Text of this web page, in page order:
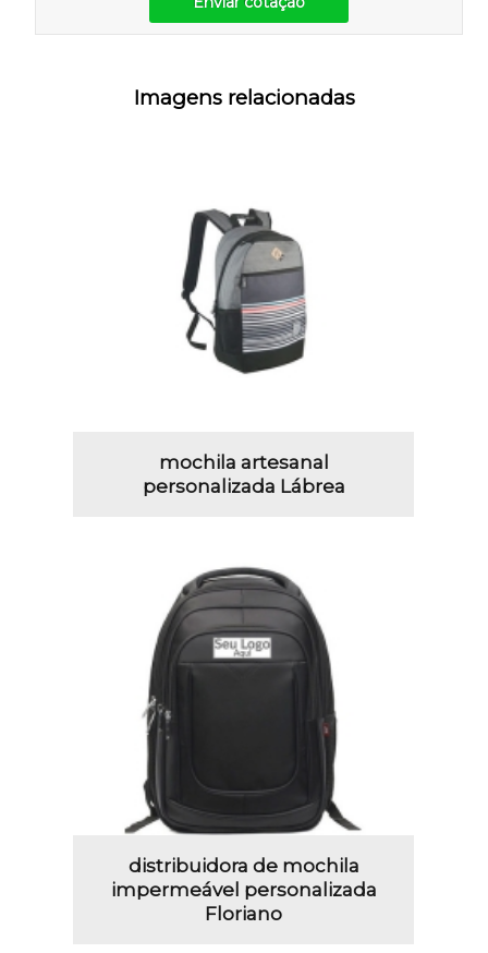
Imagens relacionadas
mochila artesanal
personalizada Lábrea
distribuidora de mochila
impermeável personalizada
Floriano